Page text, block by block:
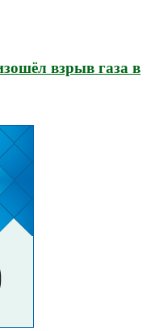
взрыв газа в